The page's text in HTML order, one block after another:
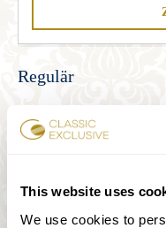
This website uses
We use cookies to
Regulär